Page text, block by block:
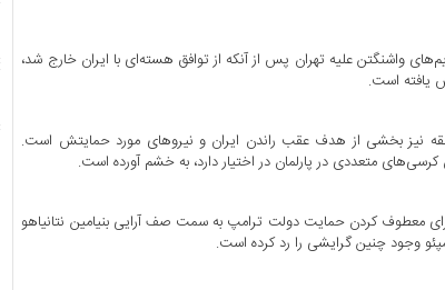
واشنگتن علیه تهران پس از آنکه از توافق هسته‌ای با ایران خارج شد،
یافته است.
نیز بخشی از هدف عقب راندن ایران و نیروهای مورد حمایتش است.
کرسی‌های متعددی در پارلمان در اختیار دارد، به خشم آورده است.
معطوف کردن حمایت دولت ترامپ به سمت صف آرایی بنیامین نتانیاهو
وجود چنین گرایشی را رد کرده است.